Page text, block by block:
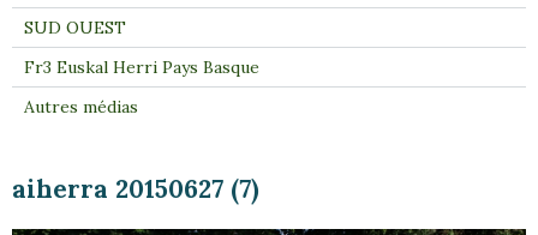
aiherra 20150627 (7)
SUD OUEST
Fr3 Euskal Herri Pays Basque
Autres médias